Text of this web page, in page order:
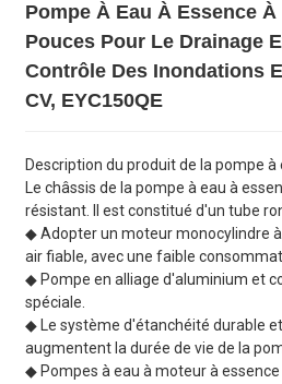
Pompe À Eau À Essence
Pouces Pour Le Drainage
Contrôle Des Inondations
CV, EYC150QE
Description du produit de la pompe à
Le châssis de la pompe à eau à
résistant. Il est constitué d'un tube
◆ Adopter un moteur monocylindre
air fiable, avec une faible
◆ Pompe en alliage d'aluminium et
spéciale.
◆ Le système d'étanchéité durable
augmentent la durée de vie de la
◆ Pompes à eau à moteur à essence